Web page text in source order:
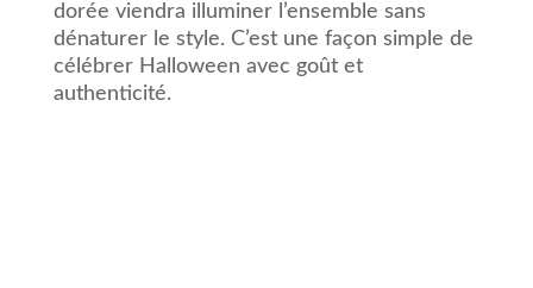
dorée viendra illuminer l’ensemble sans
dénaturer le style. C’est une façon simple de
célébrer Halloween avec goût et
authenticité.